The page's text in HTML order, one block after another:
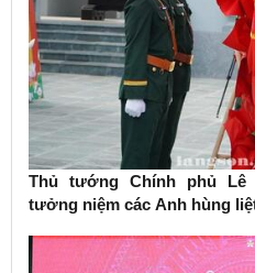
Thủ tướng Chính phủ Lê
tưởng niệm các Anh hùng